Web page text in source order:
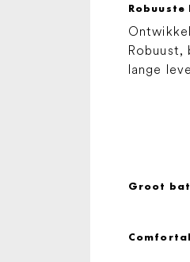
Robuuste
Robuust,
lange
Groot